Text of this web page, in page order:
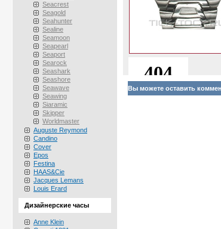
Seacrest
Seagold
Seahunter
Sealine
Seamoon
Seapearl
Seaport
Searock
Seashark
Seashore
Seawave
Seawing
Siaramic
Skipper
Worldmaster
Auguste Reymond
Candino
Cover
Epos
Festina
HAAS&Cie
Jacques Lemans
Louis Erard
Дизайнерские часы
Anne Klein
Вы можете оставить